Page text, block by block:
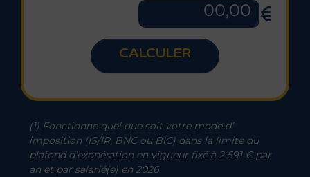
CALCULER
A savoir :
(1) Fonctionne quel que soit votre mode d’
imposition (IS/IR, BNC ou BIC) dans la limite du
plafond d’exonération en vigueur fixé à 2 591 € par
an et par salarié(e) en 2026